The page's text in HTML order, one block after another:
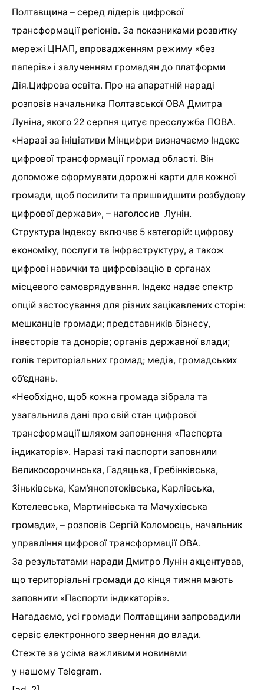
Полтавщина – серед лідерів цифрової
трансформації регіонів. За показниками розвитку
мережі ЦНАП, впровадженням режиму «без
паперів» і залученням громадян до платформи
Дія.Цифрова освіта. Про на апаратній нараді
розповів начальника Полтавської ОВА Дмитра
Луніна, якого 22 серпня цитує пресслужба ПОВА.
«Наразі за ініціативи Мінцифри визначаємо Індекс
цифрової трансформації громад області. Він
допоможе сформувати дорожні карти для кожної
громади, щоб посилити та пришвидшити розбудову
цифрової держави», – наголосив Лунін.
Структура Індексу включає 5 категорій: цифрову
економіку, послуги та інфраструктуру, а також
цифрові навички та цифровізацію в органах
місцевого самоврядування. Індекс надає спектр
опцій застосування для різних зацікавлених сторін:
мешканців громади; представників бізнесу,
інвесторів та донорів; органів державної влади;
голів територіальних громад; медіа, громадських
об’єднань.
«Необхідно, щоб кожна громада зібрала та
узагальнила дані про свій стан цифрової
трансформації шляхом заповнення «Паспорта
індикаторів». Наразі такі паспорти заповнили
Великосорочинська, Гадяцька, Гребінківська,
Зіньківська, Кам’янопотоківська, Карлівська,
Котелевська, Мартинівська та Мачухівська
громади», – розповів Сергій Коломоєць, начальник
управління цифрової трансформації ОВА.
За результатами наради Дмитро Лунін акцентував,
що територіальні громади до кінця тижня мають
заповнити «Паспорти індикаторів».
Нагадаємо, усі громади Полтавщини запровадили
сервіс електронного звернення до влади.
Стежте за усіма важливими новинами
у нашому Telegram.